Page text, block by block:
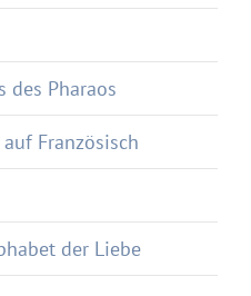
des Pharaos
Französisch
der Liebe